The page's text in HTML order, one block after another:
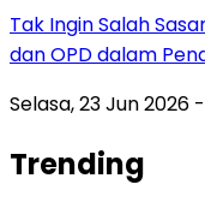
Tak Ingin Salah
dan OPD dalam
Selasa, 23 Jun 2026
Trending